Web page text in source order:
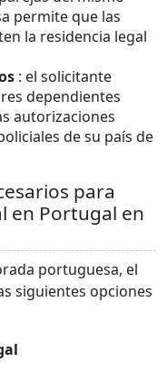
permite que las
la residencia legal
: el solicitante
dependientes
autorizaciones
de su país de
para
en Portugal en
portuguesa, el
siguientes opciones